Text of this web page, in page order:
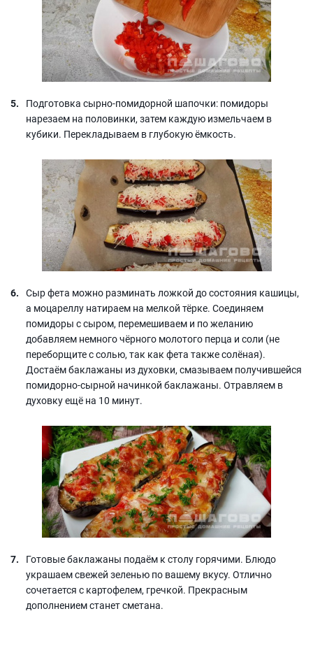
Подготовка сырно-помидорной шапочки: помидоры
нарезаем на половинки, затем каждую измельчаем в
кубики. Перекладываем в глубокую ёмкость.
Сыр фета можно разминать ложкой до состояния кашицы,
а моцареллу натираем на мелкой тёрке. Соединяем
помидоры с сыром, перемешиваем и по желанию
добавляем немного чёрного молотого перца и соли (не
переборщите с солью, так как фета также солёная).
Достаём баклажаны из духовки, смазываем получившейся
помидорно-сырной начинкой баклажаны. Отравляем в
духовку ещё на 10 минут.
Готовые баклажаны подаём к столу горячими. Блюдо
украшаем свежей зеленью по вашему вкусу. Отлично
сочетается с картофелем, гречкой. Прекрасным
дополнением станет сметана.